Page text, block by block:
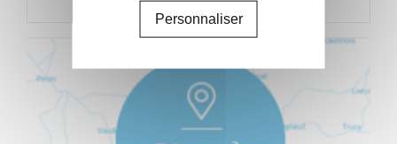
Personnaliser